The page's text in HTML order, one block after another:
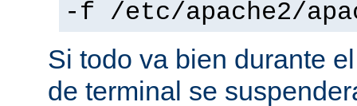
-f /etc/apache2/
Si todo va bien durante
de terminal se